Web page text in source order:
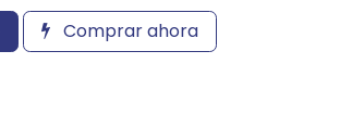
Comprar ahora